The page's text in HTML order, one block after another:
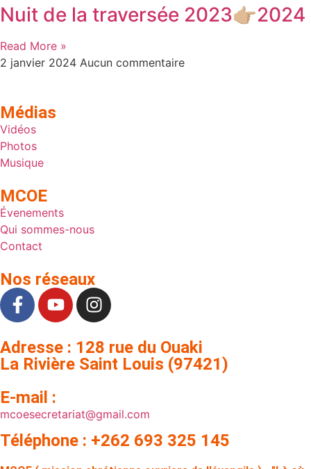
Nuit de la traversée 2023👉🏼2024
Read More »
2 janvier 2024 Aucun commentaire
Médias
Vidéos
Photos
Musique
MCOE
Évenements
Qui sommes-nous
Contact
Nos réseaux
Adresse : 128 rue du Ouaki
La Rivière Saint Louis (97421)
E-mail :
mcoesecretariat@gmail.com
Téléphone : +262 693 325 145